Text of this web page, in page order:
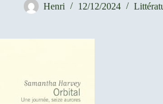
Henri 12/12/2024